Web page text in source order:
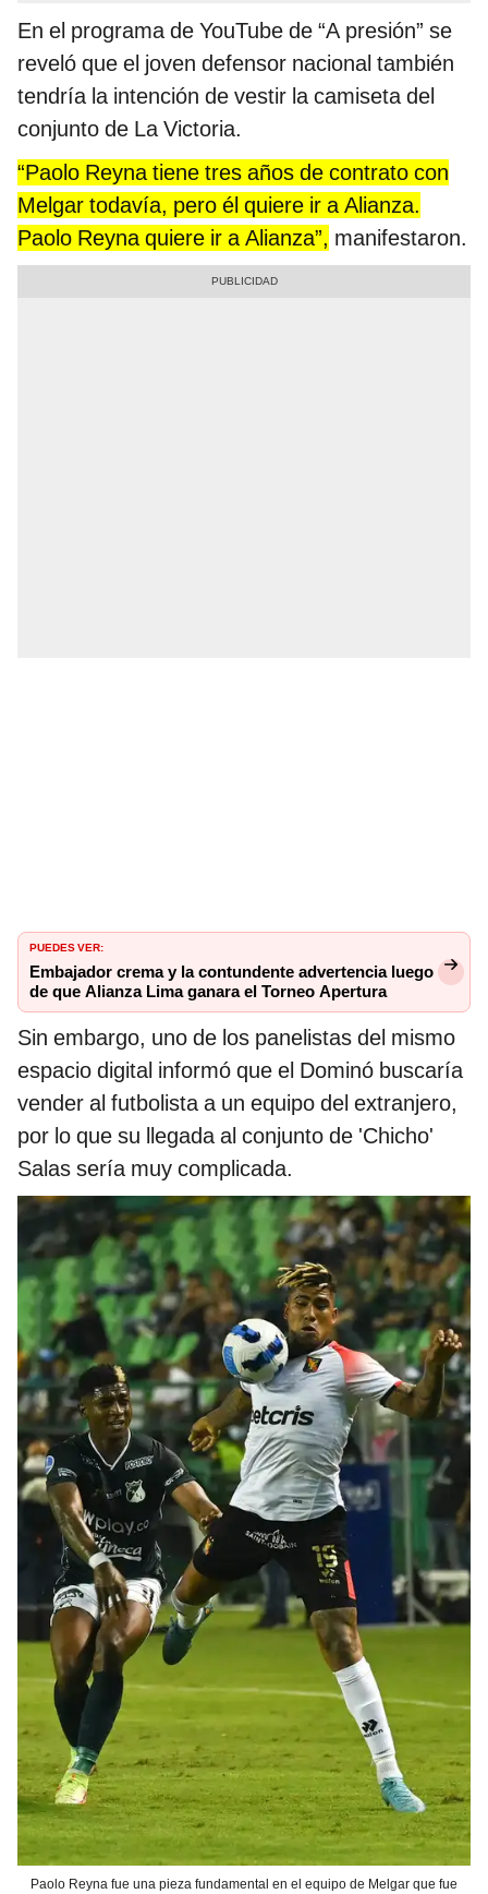
En el programa de YouTube de “A presión” se
reveló que el joven defensor nacional también
tendría la intención de vestir la camiseta del
conjunto de La Victoria.
“Paolo Reyna tiene tres años de contrato con
Melgar todavía, pero él quiere ir a Alianza.
Paolo Reyna quiere ir a Alianza”, manifestaron.
PUEDES VER:
Embajador crema y la contundente advertencia luego
de que Alianza Lima ganara el Torneo Apertura
Sin embargo, uno de los panelistas del mismo
espacio digital informó que el Dominó buscaría
vender al futbolista a un equipo del extranjero,
por lo que su llegada al conjunto de 'Chicho'
Salas sería muy complicada.
Paolo Reyna fue una pieza fundamental en el equipo de Melgar que fue